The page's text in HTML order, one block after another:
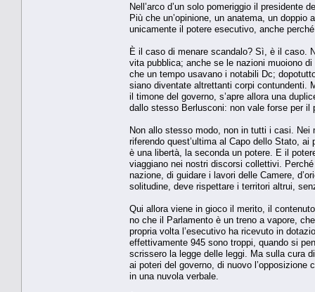
Nell’arco d’un solo pomeriggio il
Più che un’opinione, un anatema, un
unicamente il potere esecutivo, anche
È il caso di menare scandalo? Sì, è il caso.
vita pubblica; anche se le nazioni muoiono
che un tempo usavano i notabili Dc;
siano diventate altrettanti corpi contundenti.
il timone del governo, s’apre allora una
dallo stesso Berlusconi: non vale forse per
Non allo stesso modo, non in tutti i casi.
riferendo quest’ultima al Capo dello Stato,
è una libertà, la seconda un potere. E il
viaggiano nei nostri discorsi collettivi. Perché
nazione, di guidare i lavori delle Camere,
solitudine, deve rispettare i territori altrui,
Qui allora viene in gioco il merito, il
no che il Parlamento è un treno a vapore,
propria volta l’esecutivo ha ricevuto in
effettivamente 945 sono troppi, quando si
scrissero la legge delle leggi. Ma sulla cura
ai poteri del governo, di nuovo
in una nuvola verbale.